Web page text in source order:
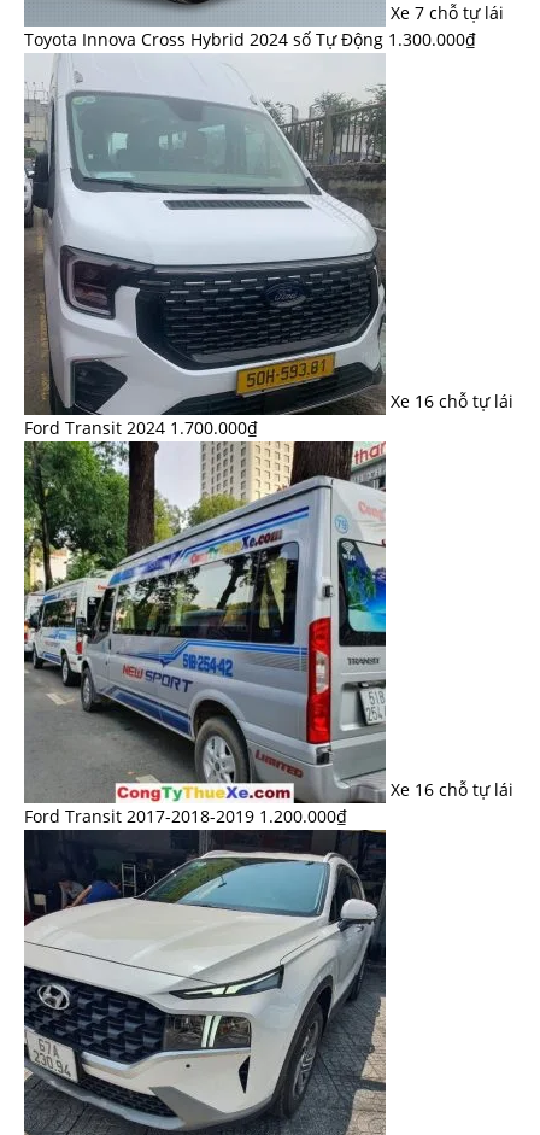
Xe 7 chỗ tự lái
Toyota Innova Cross Hybrid 2024 số Tự Động 1.300.000₫
Xe 16 chỗ tự lái
Ford Transit 2024 1.700.000₫
Xe 16 chỗ tự lái
Ford Transit 2017-2018-2019 1.200.000₫